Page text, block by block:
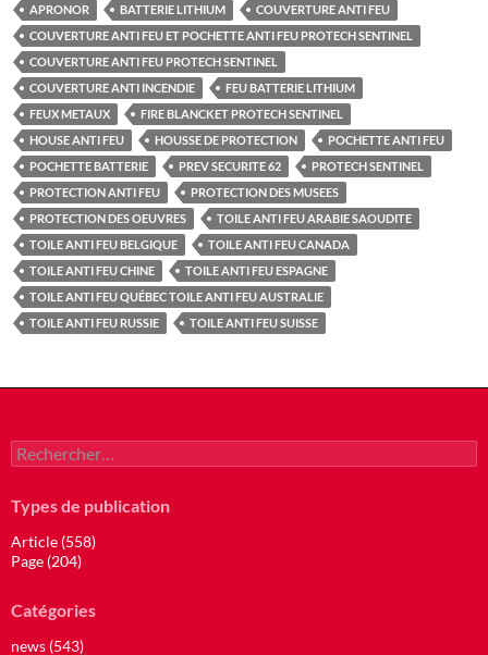
APRONOR BATTERIE LITHIUM
COUVERTURE ANTI FEU
COUVERTURE ANTI FEU ET POCHETTE ANTI FEU PROTECH SENTINEL
COUVERTURE ANTI FEU PROTECH SENTINEL
COUVERTURE ANTI INCENDIE
FEU BATTERIE LITHIUM
FEUX METAUX
FIRE BLANCKET PROTECH SENTINEL
HOUSE ANTI FEU
HOUSSE DE PROTECTION
POCHETTE ANTI FEU
POCHETTE BATTERIE
PREV SECURITE 62
PROTECH SENTINEL
PROTECTION ANTI FEU
PROTECTION DES MUSEES
PROTECTION DES OEUVRES
TOILE ANTI FEU ARABIE SAOUDITE
TOILE ANTI FEU BELGIQUE
TOILE ANTI FEU CANADA
TOILE ANTI FEU CHINE
TOILE ANTI FEU ESPAGNE
TOILE ANTI FEU QUÉBEC TOILE ANTI FEU AUSTRALIE
TOILE ANTI FEU RUSSIE
TOILE ANTI FEU SUISSE
Rechercher :
Types de publication
Article (558)
Page (204)
Catégories
news (543)